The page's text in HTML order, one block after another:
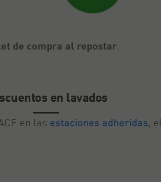
de compra al repostar.
en lavados
en las estaciones adheridas,